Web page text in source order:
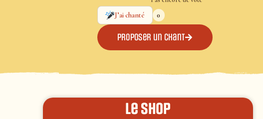
J’ai chanté
0
Proposer un chant
le shop